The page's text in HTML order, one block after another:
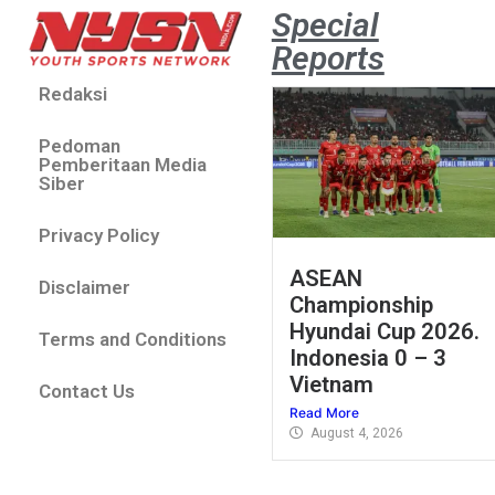
Redaksi
Pedoman
Pemberitaan Media
Siber
Privacy Policy
Disclaimer
Terms and Conditions
Contact Us
Special
Reports
ASEAN
Championship
Hyundai Cup 2026.
Indonesia 0 – 3
Vietnam
Read More
August 4, 2026